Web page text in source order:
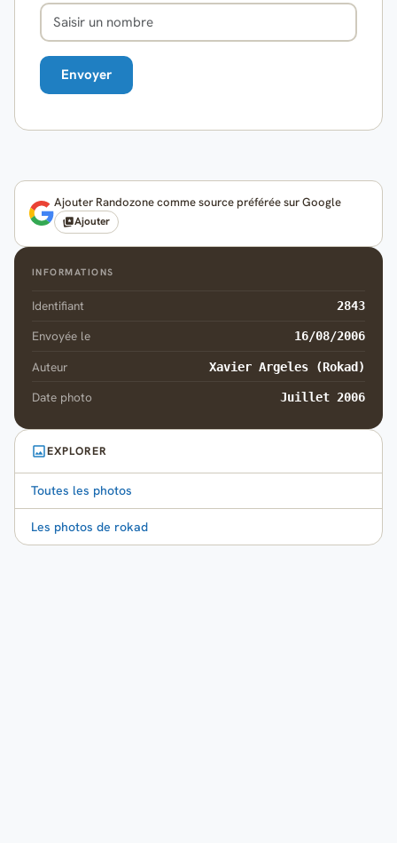
Ajouter Randozone comme source préférée sur Google
Ajouter
INFORMATIONS
Identifiant 2843
Envoyée le 16/08/2006
Auteur Xavier Argeles (Rokad)
Date photo Juillet 2006
EXPLORER
Toutes les photos
Les photos de rokad